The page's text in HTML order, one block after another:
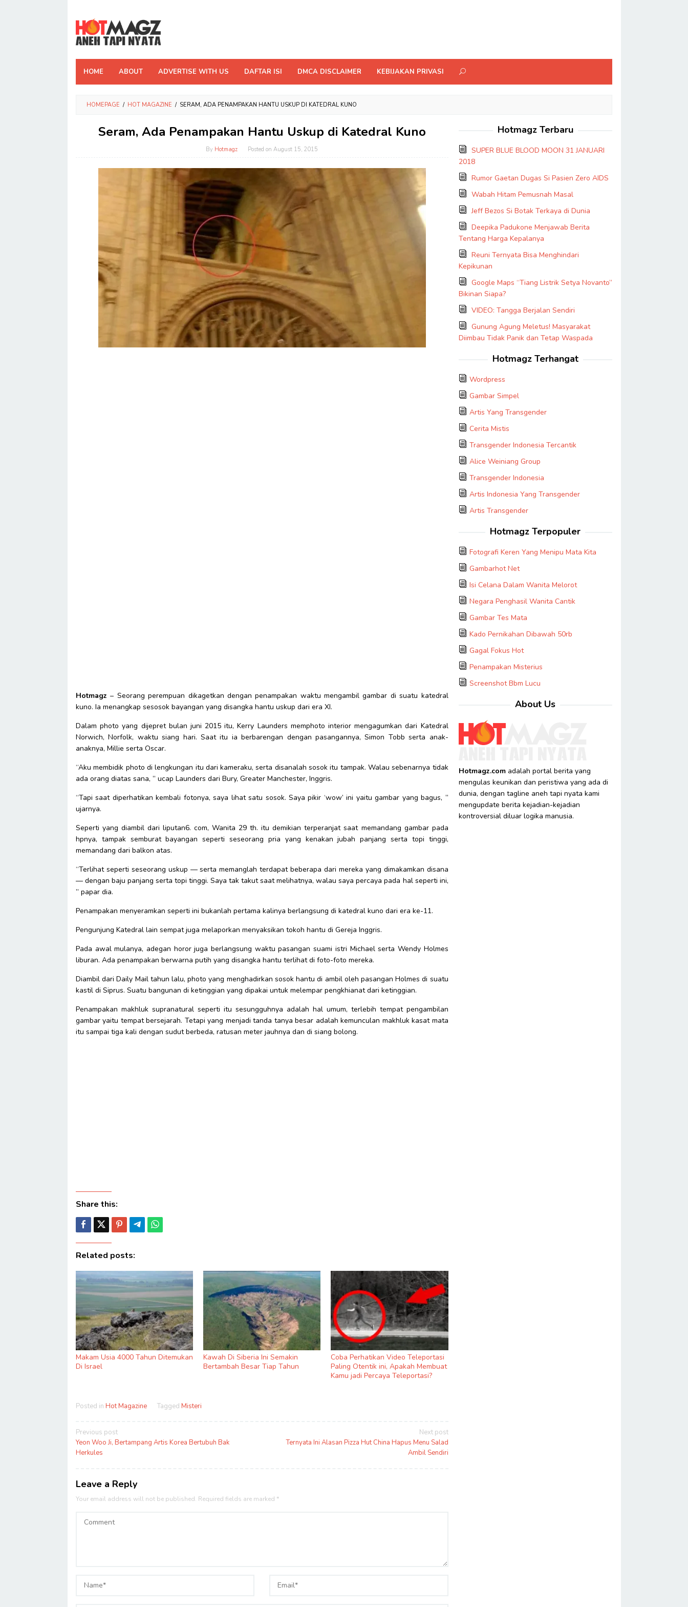
content
HOME ABOUT ADVERTISE WITH US DAFTAR ISI DMCA DISCLAIMER KEBIJAKAN PRIVASI
HOMEPAGE / HOT MAGAZINE / SERAM, ADA PENAMPAKAN HANTU USKUP DI KATEDRAL KUNO
Seram, Ada Penampakan Hantu Uskup di Katedral Kuno
By Hotmagz Posted onAugust 15, 2015
Hotmagz – Seorang perempuan dikagetkan dengan penampakan waktu mengambil gambar di suatu katedral
kuno. Ia menangkap sesosok bayangan yang disangka hantu uskup dari era XI.
Dalam photo yang dijepret bulan juni 2015 itu, Kerry Launders memphoto interior mengagumkan dari Katedral
Norwich, Norfolk, waktu siang hari. Saat itu ia berbarengan dengan pasangannya, Simon Tobb serta anak-
anaknya, Millie serta Oscar.
“Aku membidik photo di lengkungan itu dari kameraku, serta disanalah sosok itu tampak. Walau sebenarnya tidak
ada orang diatas sana, ” ucap Launders dari Bury, Greater Manchester, Inggris.
“Tapi saat diperhatikan kembali fotonya, saya lihat satu sosok. Saya pikir ‘wow’ ini yaitu gambar yang bagus, ”
ujarnya.
Seperti yang diambil dari liputan6. com, Wanita 29 th. itu demikian terperanjat saat memandang gambar pada
hpnya, tampak semburat bayangan seperti seseorang pria yang kenakan jubah panjang serta topi tinggi,
memandang dari balkon atas.
“Terlihat seperti seseorang uskup — serta memanglah terdapat beberapa dari mereka yang dimakamkan disana
— dengan baju panjang serta topi tinggi. Saya tak takut saat melihatnya, walau saya percaya pada hal seperti ini,
” papar dia.
Penampakan menyeramkan seperti ini bukanlah pertama kalinya berlangsung di katedral kuno dari era ke-11.
Pengunjung Katedral lain sempat juga melaporkan menyaksikan tokoh hantu di Gereja Inggris.
Pada awal mulanya, adegan horor juga berlangsung waktu pasangan suami istri Michael serta Wendy Holmes
liburan. Ada penampakan berwarna putih yang disangka hantu terlihat di foto-foto mereka.
Diambil dari Daily Mail tahun lalu, photo yang menghadirkan sosok hantu di ambil oleh pasangan Holmes di suatu
kastil di Siprus. Suatu bangunan di ketinggian yang dipakai untuk melempar pengkhianat dari ketinggian.
Penampakan makhluk supranatural seperti itu sesungguhnya adalah hal umum, terlebih tempat pengambilan
gambar yaitu tempat bersejarah. Tetapi yang menjadi tanda tanya besar adalah kemunculan makhluk kasat mata
itu sampai tiga kali dengan sudut berbeda, ratusan meter jauhnya dan di siang bolong.
Share this:
Related posts:
Makam Usia 4000 Tahun Ditemukan
Di Israel
Kawah Di Siberia Ini Semakin
Bertambah Besar Tiap Tahun
Coba Perhatikan Video Teleportasi
Paling Otentik ini, Apakah Membuat
Kamu jadi Percaya Teleportasi?
Posted in Hot Magazine Tagged Misteri
Post
navigation
Previous post
Yeon Woo Ji, Bertampang Artis Korea Bertubuh Bak
Herkules
Next post
Ternyata Ini Alasan Pizza Hut China Hapus Menu Salad
Ambil Sendiri
Leave a Reply
Your email address will not be published. Required fields are marked *
Hotmagz Terbaru
SUPER BLUE BLOOD MOON 31 JANUARI
2018
Rumor Gaetan Dugas Si Pasien Zero AIDS
Wabah Hitam Pemusnah Masal
Jeff Bezos Si Botak Terkaya di Dunia
Deepika Padukone Menjawab Berita
Tentang Harga Kepalanya
Reuni Ternyata Bisa Menghindari
Kepikunan
Google Maps “Tiang Listrik Setya Novanto”
Bikinan Siapa?
VIDEO: Tangga Berjalan Sendiri
Gunung Agung Meletus! Masyarakat
Diimbau Tidak Panik dan Tetap Waspada
Hotmagz Terhangat
Wordpress
Gambar Simpel
Artis Yang Transgender
Cerita Mistis
Transgender Indonesia Tercantik
Alice Weiniang Group
Transgender Indonesia
Artis Indonesia Yang Transgender
Artis Transgender
Hotmagz Terpopuler
Fotografi Keren Yang Menipu Mata Kita
Gambarhot Net
Isi Celana Dalam Wanita Melorot
Negara Penghasil Wanita Cantik
Gambar Tes Mata
Kado Pernikahan Dibawah 50rb
Gagal Fokus Hot
Penampakan Misterius
Screenshot Bbm Lucu
About Us
Hotmagz.comadalah portal berita yang
mengulas keunikan dan peristiwa yang ada di
dunia, dengan tagline aneh tapi nyata kami
mengupdate berita kejadian-kejadian
kontroversial diluar logika manusia.